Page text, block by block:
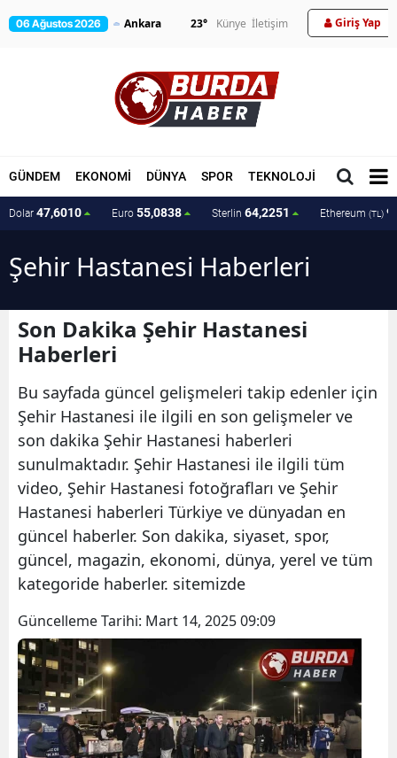
06 Ağustos 2026 23° Künye İletişim Giriş Yap
GÜNDEM EKONOMİ DÜNYA SPOR TEKNOLOJİ MAGAZİN
Dolar 47,6010 Euro 55,0838 Sterlin 64,2251 Ethereum (TL)
Şehir Hastanesi Haberleri
Son Dakika Şehir Hastanesi
Haberleri
Bu sayfada güncel gelişmeleri takip edenler için
Şehir Hastanesi ile ilgili en son gelişmeler ve
son dakika Şehir Hastanesi haberleri
sunulmaktadır. Şehir Hastanesi ile ilgili tüm
video, Şehir Hastanesi fotoğrafları ve Şehir
Hastanesi haberleri Türkiye ve dünyadan en
güncel haberler. Son dakika, siyaset, spor,
güncel, magazin, ekonomi, dünya, yerel ve tüm
kategoride haberler. sitemizde
Güncelleme Tarihi: Mart 14, 2025 09:09